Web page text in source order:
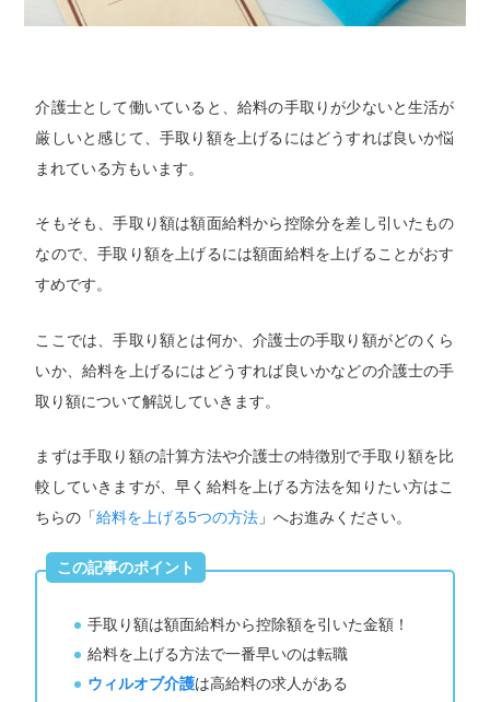
介護士として働いていると、給料の手取りが少ないと生活が
厳しいと感じて、手取り額を上げるにはどうすれば良いか悩
まれている方もいます。
そもそも、手取り額は額面給料から控除分を差し引いたもの
なので、手取り額を上げるには額面給料を上げることがおす
すめです。
ここでは、手取り額とは何か、介護士の手取り額がどのくら
いか、給料を上げるにはどうすれば良いかなどの介護士の手
取り額について解説していきます。
まずは手取り額の計算方法や介護士の特徴別で手取り額を比
較していきますが、早く給料を上げる方法を知りたい方はこ
ちらの「給料を上げる5つの方法 」へお進みください。
この記事のポイント
手取り額は額面給料から控除額を引いた金額！
給料を上げる方法で一番早いのは転職
ウィルオブ介護は高給料の求人がある